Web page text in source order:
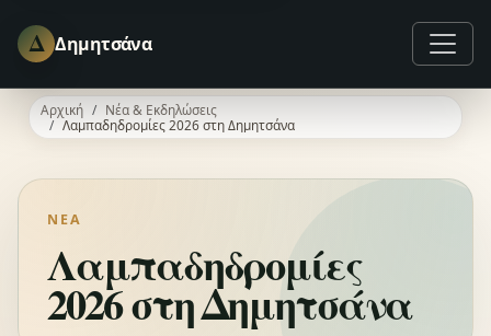
Δ Δημητσάνα
Αρχική
Νέα & Εκδηλώσεις
Λαμπαδηδρομίες 2026 στη Δημητσάνα
ΝΈΑ
Λαμπαδηδρομίες
2026 στη Δημητσάνα